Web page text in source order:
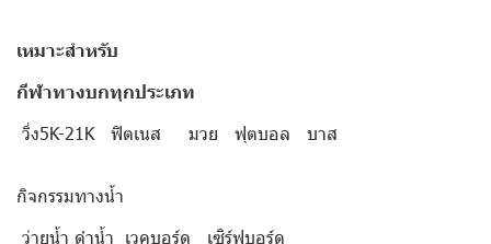
เหมาะสำหรับ
กีฬาทางบกทุกประเภท
วิ่ง5K-21K ฟิตเนส มวย ฟุตบอล บาส
กิจกรรมทางน้ำ
ว่ายน้ำ ดำน้ำ เวคบอร์ด เซิร์ฟบอร์ด